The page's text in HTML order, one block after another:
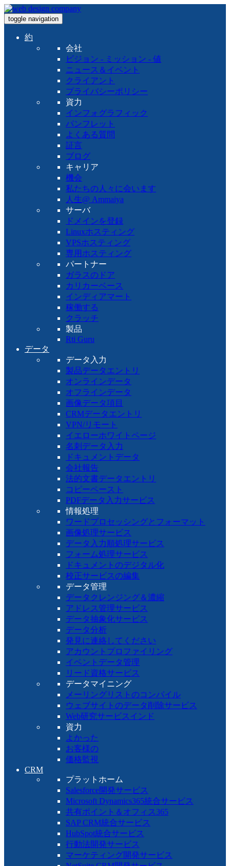
toggle navigation
約
会社
ビジョン - ミッション - 値
ニュース＆イベント
クライアント
プライバシーポリシー
資力
インフォグラフィック
パンフレット
よくある質問
証言
ブログ
キャリア
機会
私たちの人々に会います
人生@ Ammaiya
サーバ
ドメインを登録
Linuxホスティング
VPSホスティング
専用ホスティング
パートナー
ガラスのドア
カリカーベース
インディアマート
稼働する
クラッチ
製品
Rti Guru
データ
データ入力
製品データエントリ
オンラインデータ
オフラインデータ
画像データ項目
CRMデータエントリ
VPN/リモート
イエローホワイトページ
名刺データ入力
ドキュメントデータ
会社報告
法的文書データエントリ
コピーペースト
PDFデータ入力サービス
情報処理
ワードプロセッシングとフォーマット
画像処理サービス
データ入力順処理サービス
フォーム処理サービス
ドキュメントのデジタル化
校正サービスの編集
データ管理
データクレンジング＆濃縮
アドレス管理サービス
データ抽象化サービス
データ分析
発見に連絡してください
アカウントプロファイリング
イベントデータ管理
リード資格サービス
データマイニング
メーリングリストのコンパイル
ウェブサイトのデータ削除サービス
Web研究サービスインド
資力
よかった
お客様の
価格監視
CRM
プラットホーム
Salesforce開発サービス
Microsoft Dynamics365統合サービス
共有ポイント＆オフィス365
SAP CRM統合サービス
HubSpot統合サービス
行動法開発サービス
マーケティング開発サービス